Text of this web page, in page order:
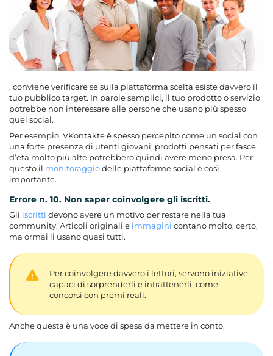
, conviene verificare se sulla piattaforma scelta esiste davvero il
tuo pubblico target. In parole semplici, il tuo prodotto o servizio
potrebbe non interessare alle persone che usano più spesso
quel social.
Per esempio, VKontakte è spesso percepito come un social con
una forte presenza di utenti giovani; prodotti pensati per fasce
d’età molto più alte potrebbero quindi avere meno presa. Per
questo il monitoraggiodelle piattaforme social è così
importante.
Errore n. 10. Non saper coinvolgere gli iscritti.
Gli iscritti devono avere un motivo per restare nella tua
community. Articoli originali e immagini contano molto, certo,
ma ormai li usano quasi tutti.
Per coinvolgere davvero i lettori, servono iniziative
capaci di sorprenderli e intrattenerli, come
concorsi con premi reali.
Anche questa è una voce di spesa da mettere in conto.